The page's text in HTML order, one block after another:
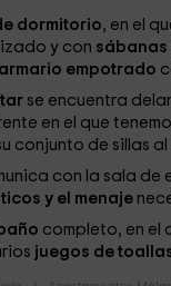
dormitorio, en el
y con sábanas
armario empotrado
se encuentra
en el que
conjunto de sillas
con la sala de
y el menaje
completo, en el
juegos de